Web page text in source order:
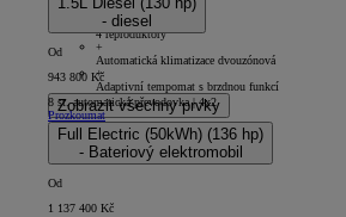
4D - Panel Van Long
+
4 reproduktory
+
Automatická klimatizace dvouzónová
+
Adaptivní tempomat s brzdnou funkcí
Zobrazit všechny prvky
- diesel
Od
943 800 Kč
8 st. automatická převodovka | 4x2
Prozkoumat
Full Electric (50kWh) (136 hp)
- Bateriový elektromobil
Od
1 137 400 Kč